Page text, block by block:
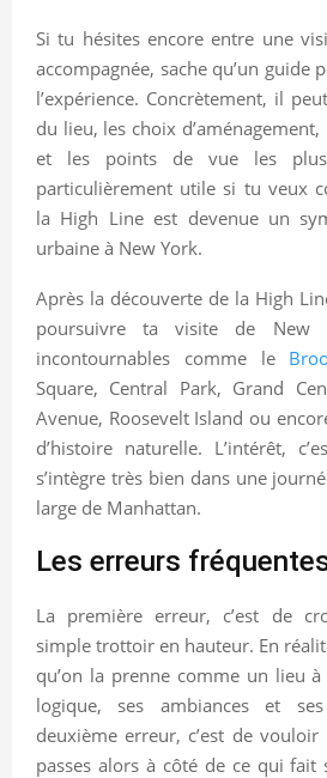
Si tu hésites encore entre une
accompagnée, sache qu’un guide
l’expérience. Concrètement, il
du lieu, les choix d’aménagement,
et les points de vue les plus
particulièrement utile si tu veux
la High Line est devenue un
urbaine à New York.
Après la découverte de la High
poursuivre ta visite de New
incontournables comme le
Square, Central Park, Grand
Avenue, Roosevelt Island ou
d’histoire naturelle. L’intérêt,
s’intègre très bien dans une
large de Manhattan.
Les erreurs
La première erreur, c’est de
simple trottoir en hauteur. En
qu’on la prenne comme un lieu
logique, ses ambiances et
deuxième erreur, c’est de
passes alors à côté de ce qui fait